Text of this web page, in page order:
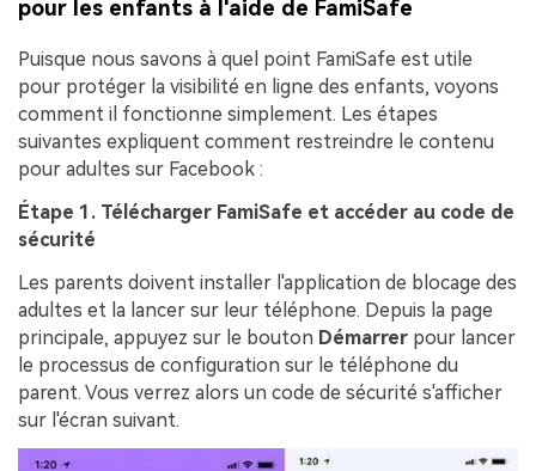
pour les enfants à l'aide de FamiSafe
Puisque nous savons à quel point FamiSafe est utile
pour protéger la visibilité en ligne des enfants, voyons
comment il fonctionne simplement. Les étapes
suivantes expliquent comment restreindre le contenu
pour adultes sur Facebook :
Étape 1. Télécharger FamiSafe et accéder au code de
sécurité
Les parents doivent installer l'application de blocage des
adultes et la lancer sur leur téléphone. Depuis la page
principale, appuyez sur le bouton Démarrer pour lancer
le processus de configuration sur le téléphone du
parent. Vous verrez alors un code de sécurité s'afficher
sur l'écran suivant.